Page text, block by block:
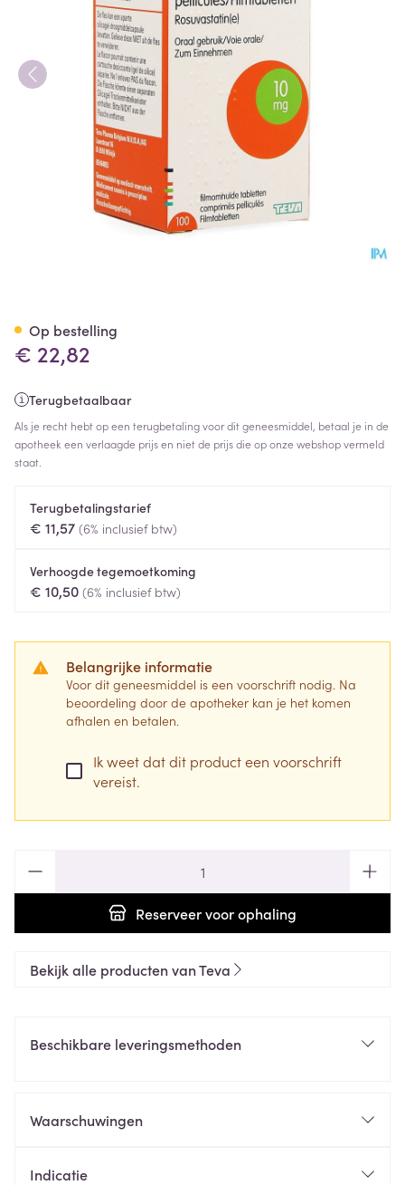
€ 22,82
Terugbetaalbaar
Als je recht hebt op een terugbetaling voor dit geneesmiddel, betaal je in de
apotheek een verlaagde prijs en niet de prijs die op onze webshop vermeld
staat.
Terugbetalingstarief
€ 11,57 (6% inclusief btw)
Verhoogde tegemoetkoming
€ 10,50 (6% inclusief btw)
Belangrijke informatie
Voor dit geneesmiddel is een voorschrift nodig. Na
beoordeling door de apotheker kan je het komen
afhalen en betalen.
Ik weet dat dit product een voorschrift
vereist.
Reserveervoor ophaling
Op bestelling
Bekijk alle producten van Teva
Beschikbare leveringsmethoden
Waarschuwingen
Indicatie